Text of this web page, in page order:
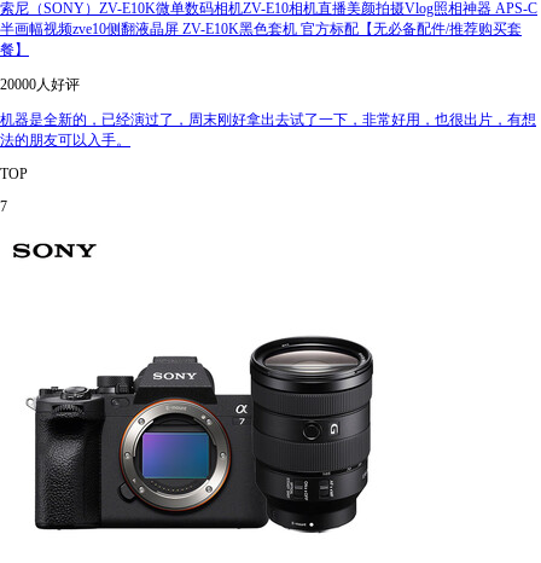
索尼（SONY）ZV-E10K微单数码相机ZV-E10相机直播美颜拍摄Vlog照相神器 APS-C
半画幅视频zve10侧翻液晶屏 ZV-E10K黑色套机 官方标配【无必备配件/推荐购买套
餐】
20000人好评
机器是全新的，已经演过了，周末刚好拿出去试了一下，非常好用，也很出片，有想
法的朋友可以入手。
TOP
7